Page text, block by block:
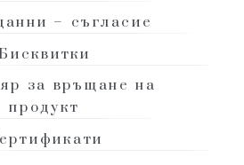
– съгласие
за връщане на
продукт